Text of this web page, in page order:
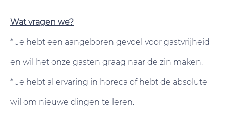
Wat vragen we?
* Je hebt een aangeboren gevoel voor gastvrijheid
en wil het onze gasten graag naar de zin maken.
* Je hebt al ervaring in horeca of hebt de absolute
wil om nieuwe dingen te leren.